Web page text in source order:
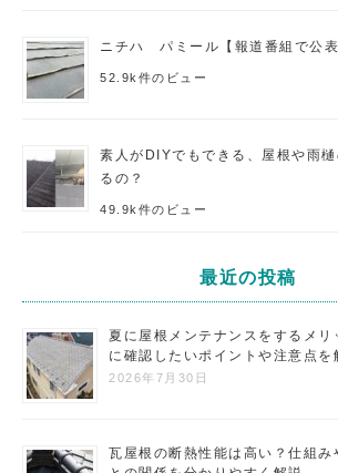
ニチハ パミール【報道番組で公表
52.9k件のビュー
素人がDIYでもできる、屋根や雨
るの？
49.9k件のビュー
最近の投稿
夏に屋根メンテナンスをするメリ
に確認したいポイントや注意点を
2026年7月30日
瓦屋根の断熱性能は高い？仕組み